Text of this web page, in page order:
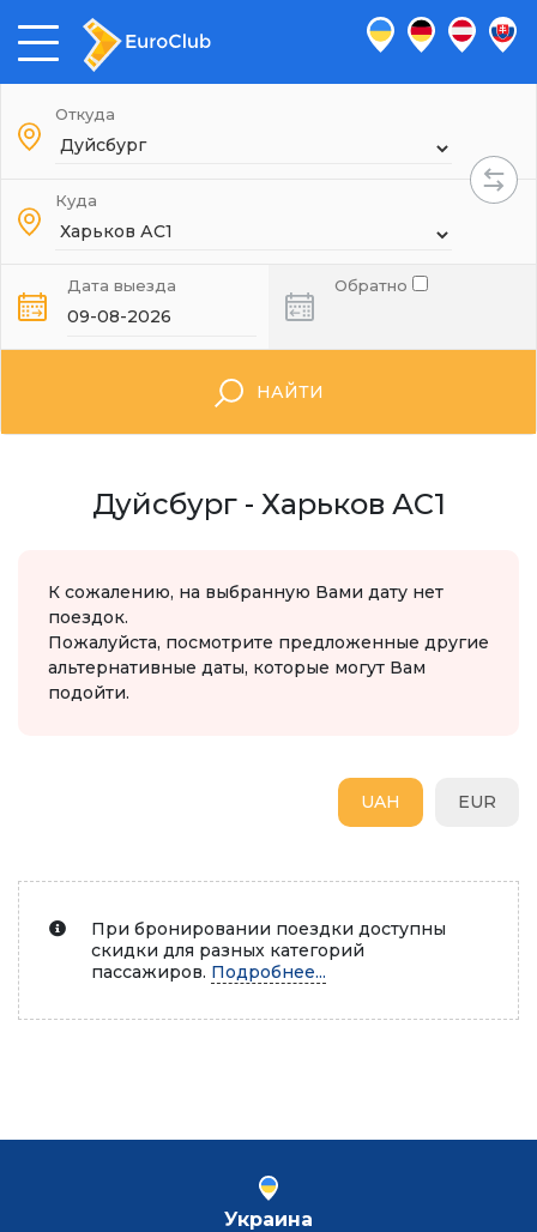
Откуда
Куда
Дата выезда Обратно
НАЙТИ
Дуйсбург - Харьков АС1
К сожалению, на выбранную Вами дату нет
поездок.
Пожалуйста, посмотрите предложенные другие
альтернативные даты, которые могут Вам
подойти.
EUR
UAH
При бронировании поездки доступны
скидки для разных категорий
пассажиров. Подробнее...
Украина